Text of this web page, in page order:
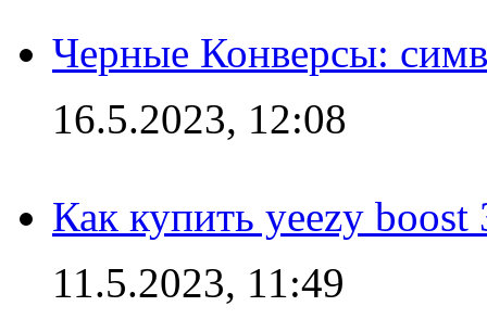
Черные Конверсы:
16.5.2023, 12:08
Как купить yeezy boost
11.5.2023, 11:49